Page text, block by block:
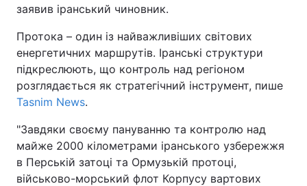
заявив іранський чиновник.
Протока – один із найважливіших світових
енергетичних маршрутів. Іранські структури
підкреслюють, що контроль над регіоном
розглядається як стратегічний інструмент, пише
Tasnim News.
"Завдяки своєму пануванню та контролю над
майже 2000 кілометрами іранського узбережжя
в Перській затоці та Ормузькій протоці,
військово-морський флот Корпусу вартових